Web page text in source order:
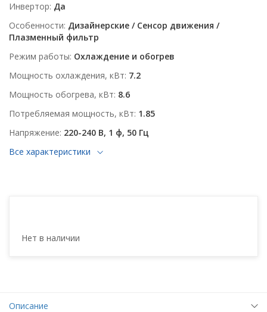
Инвертор Да
Особенности Дизайнерские / Сенсор движения /
Плазменный фильтр
Режим работы Охлаждение и обогрев
Мощность охлаждения, кВт 7.2
Мощность обогрева, кВт 8.6
Потребляемая мощность, кВт 1.85
Напряжение 220-240 В, 1 ф, 50 Гц
Все характеристики
Нет в наличии
Описание